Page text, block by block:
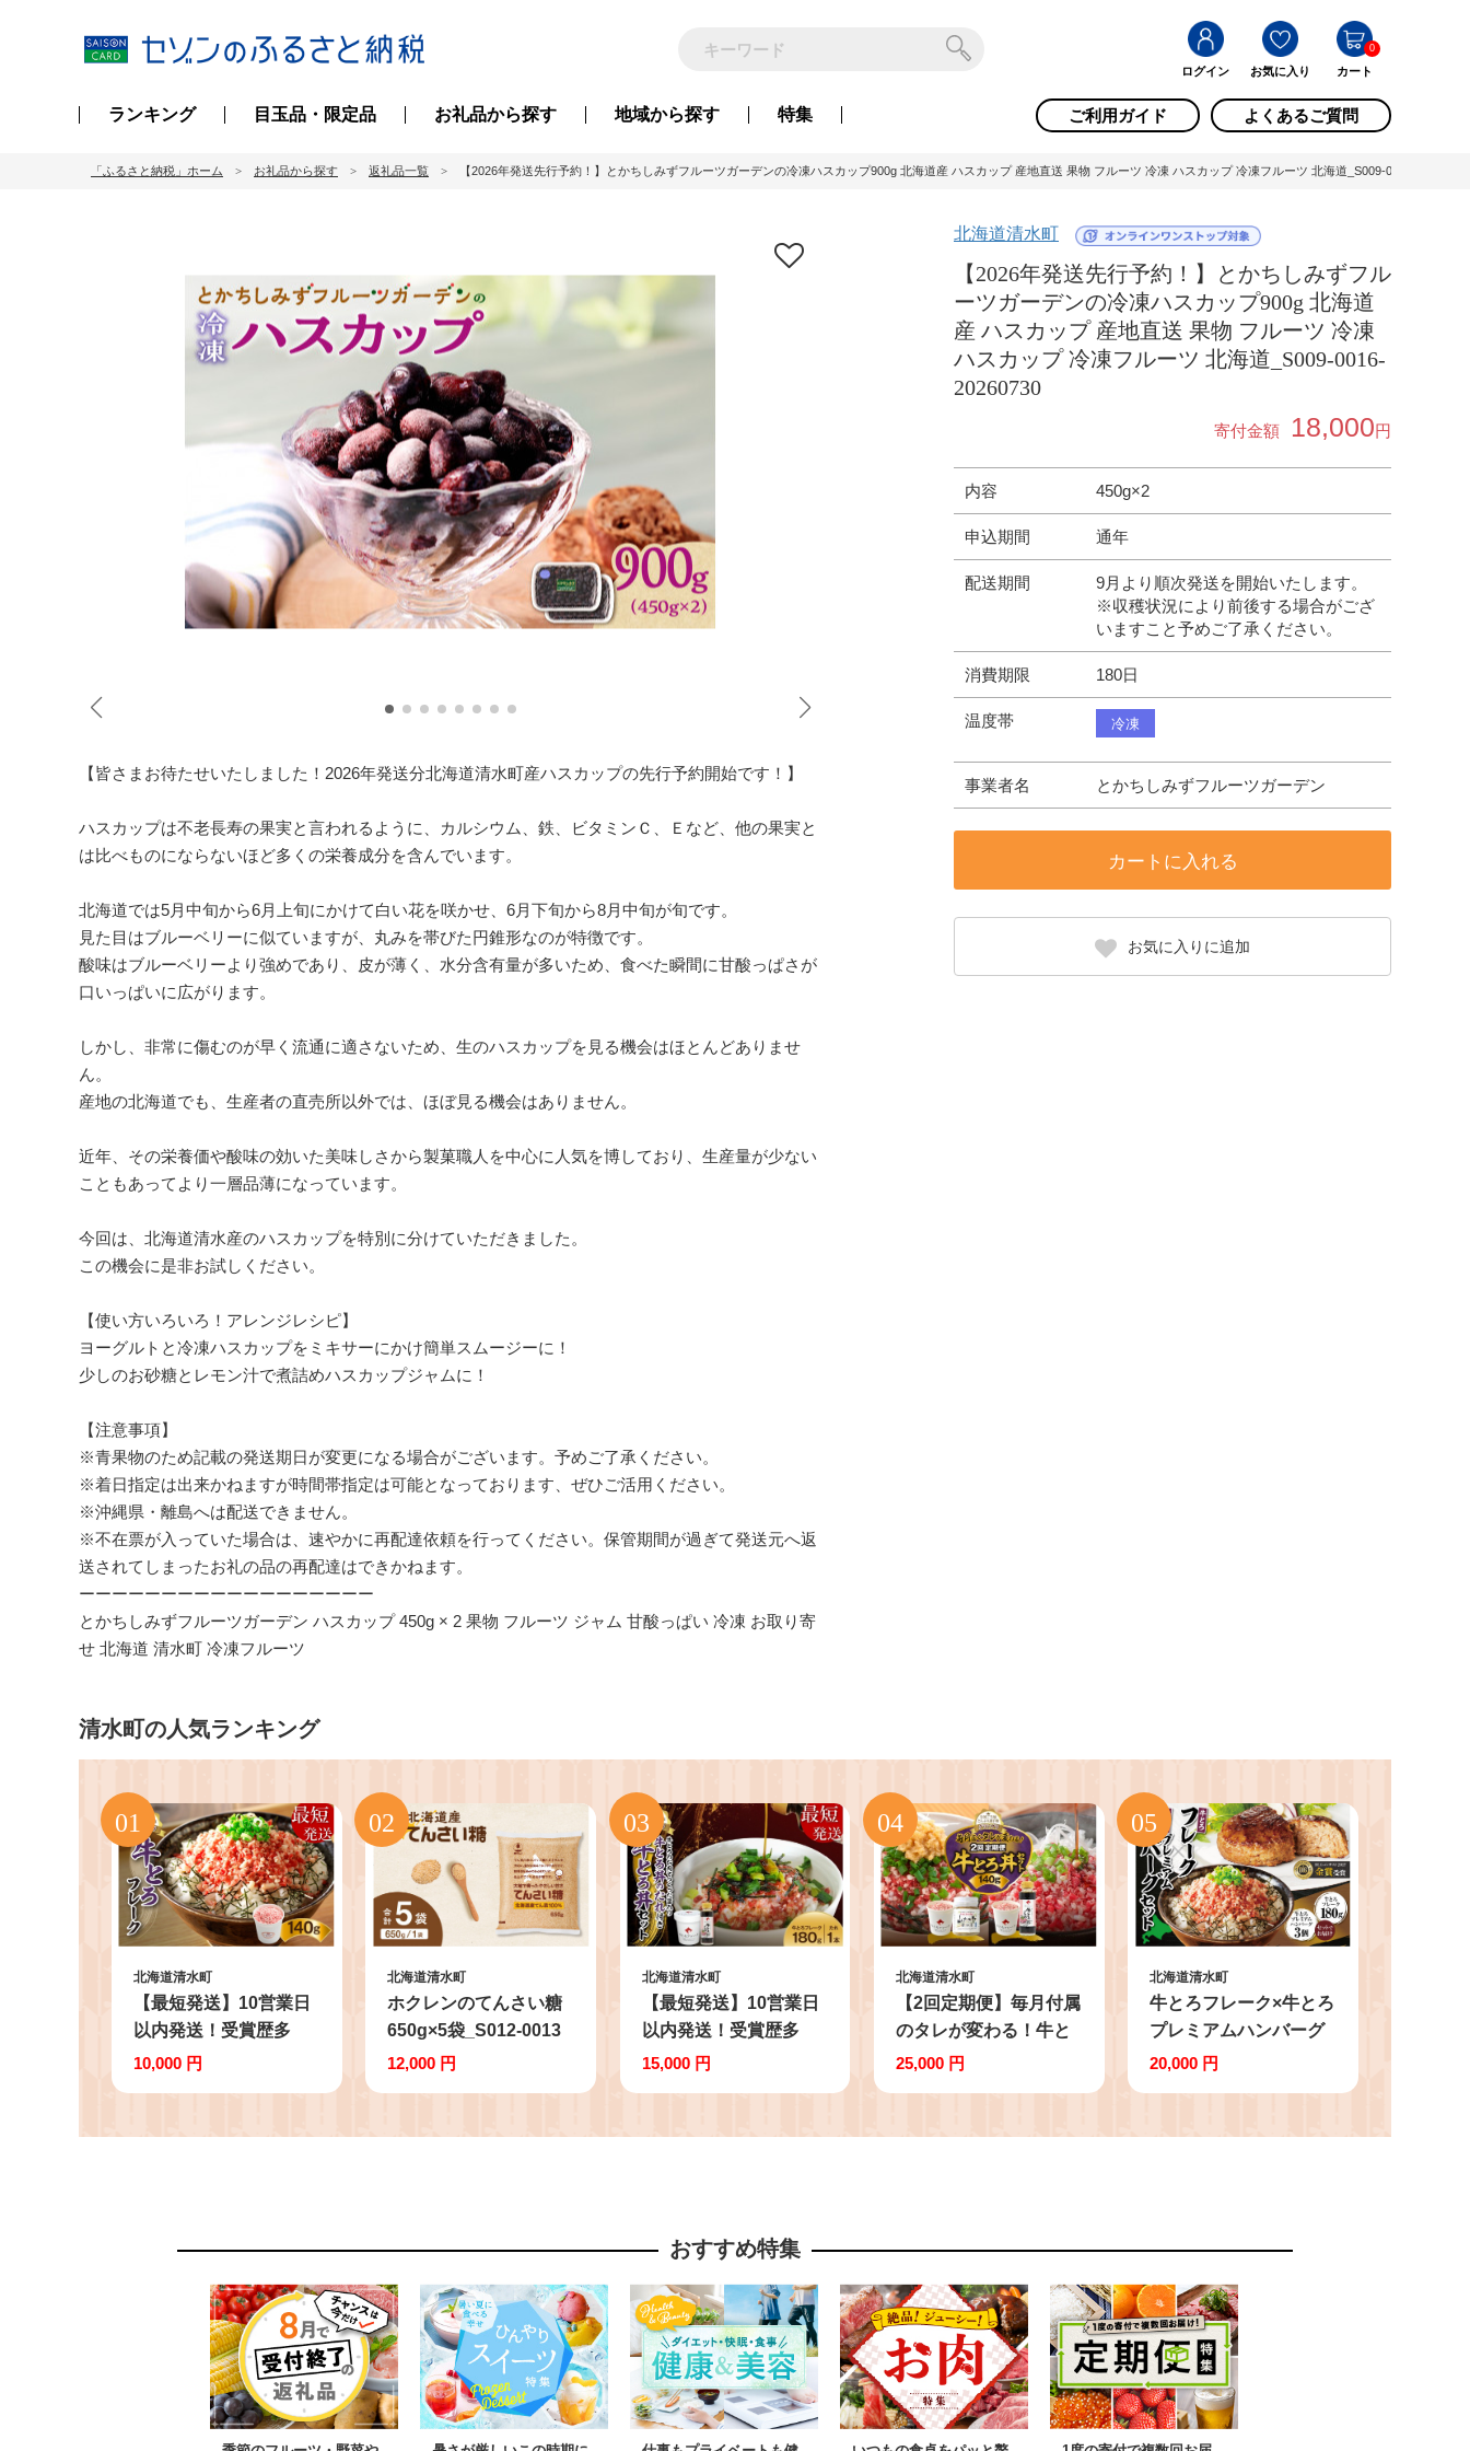
ログイン お気に入り カート
0
ランキング 目玉品・限定品 お礼品から探す 地域から探す 特集 ご利用ガイド よくあるご質問
「ふるさと納税」ホーム お礼品から探す 返礼品一覧 【2026年発送先行予約！】とかちしみずフルーツガーデンの冷凍ハスカップ900g 北海道産 ハスカップ 産地直送 果物 フルーツ 冷凍 ハスカップ 冷凍フルーツ 北海道_S009-0016-
北海道清水町
【2026年発送先行予約！】とかちしみずフル
ーツガーデンの冷凍ハスカップ900g 北海道
産 ハスカップ 産地直送 果物 フルーツ 冷凍
ハスカップ 冷凍フルーツ 北海道_S009-0016-
20260730
寄付金額 18,000円
内容 450g×2
申込期間 通年
配送期間
9月より順次発送を開始いたします。
※収穫状況により前後する場合がござ
いますこと予めご了承ください。
消費期限 180日
温度帯 冷凍
事業者名 とかちしみずフルーツガーデン
カートに入れる
お気に入りに追加
【皆さまお待たせいたしました！2026年発送分北海道清水町産ハスカップの先行予約開始です！】
ハスカップは不老長寿の果実と言われるように、カルシウム、鉄、ビタミンＣ、Ｅなど、他の果実と
は比べものにならないほど多くの栄養成分を含んでいます。
北海道では5月中旬から6月上旬にかけて白い花を咲かせ、6月下旬から8月中旬が旬です。
見た目はブルーベリーに似ていますが、丸みを帯びた円錐形なのが特徴です。
酸味はブルーベリーより強めであり、皮が薄く、水分含有量が多いため、食べた瞬間に甘酸っぱさが
口いっぱいに広がります。
しかし、非常に傷むのが早く流通に適さないため、生のハスカップを見る機会はほとんどありませ
ん。
産地の北海道でも、生産者の直売所以外では、ほぼ見る機会はありません。
近年、その栄養価や酸味の効いた美味しさから製菓職人を中心に人気を博しており、生産量が少ない
こともあってより一層品薄になっています。
今回は、北海道清水産のハスカップを特別に分けていただきました。
この機会に是非お試しください。
【使い方いろいろ！アレンジレシピ】
ヨーグルトと冷凍ハスカップをミキサーにかけ簡単スムージーに！
少しのお砂糖とレモン汁で煮詰めハスカップジャムに！
【注意事項】
※青果物のため記載の発送期日が変更になる場合がございます。予めご了承ください。
※着日指定は出来かねますが時間帯指定は可能となっております、ぜひご活用ください。
※沖縄県・離島へは配送できません。
※不在票が入っていた場合は、速やかに再配達依頼を行ってください。保管期間が過ぎて発送元へ返
送されてしまったお礼の品の再配達はできかねます。
ーーーーーーーーーーーーーーーーーー
とかちしみずフルーツガーデン ハスカップ 450g × 2 果物 フルーツ ジャム 甘酸っぱい 冷凍 お取り寄
せ 北海道 清水町 冷凍フルーツ
清水町の人気ランキング
北海道清水町
【最短発送】10営業日
以内発送！受賞歴多
数！人気の牛とろフレ
10,000 円
北海道清水町
ホクレンのてんさい糖
650g×5袋_S012-0013
12,000 円
北海道清水町
【最短発送】10営業日
以内発送！受賞歴多
数！人気の牛とろ丼セ
とろ丼のたれ付き 牛と
15,000 円
北海道清水町
【2回定期便】毎月付属
のタレが変わる！牛と
ろ丼セット140g 牛とろ
_S006-0265
25,000 円
北海道清水町
牛とろフレーク×牛とろ
プレミアムハンバーグ
セット 牛とろ 牛トロ丼
ご飯のお供 焼くだけ
20,000 円
おすすめ特集